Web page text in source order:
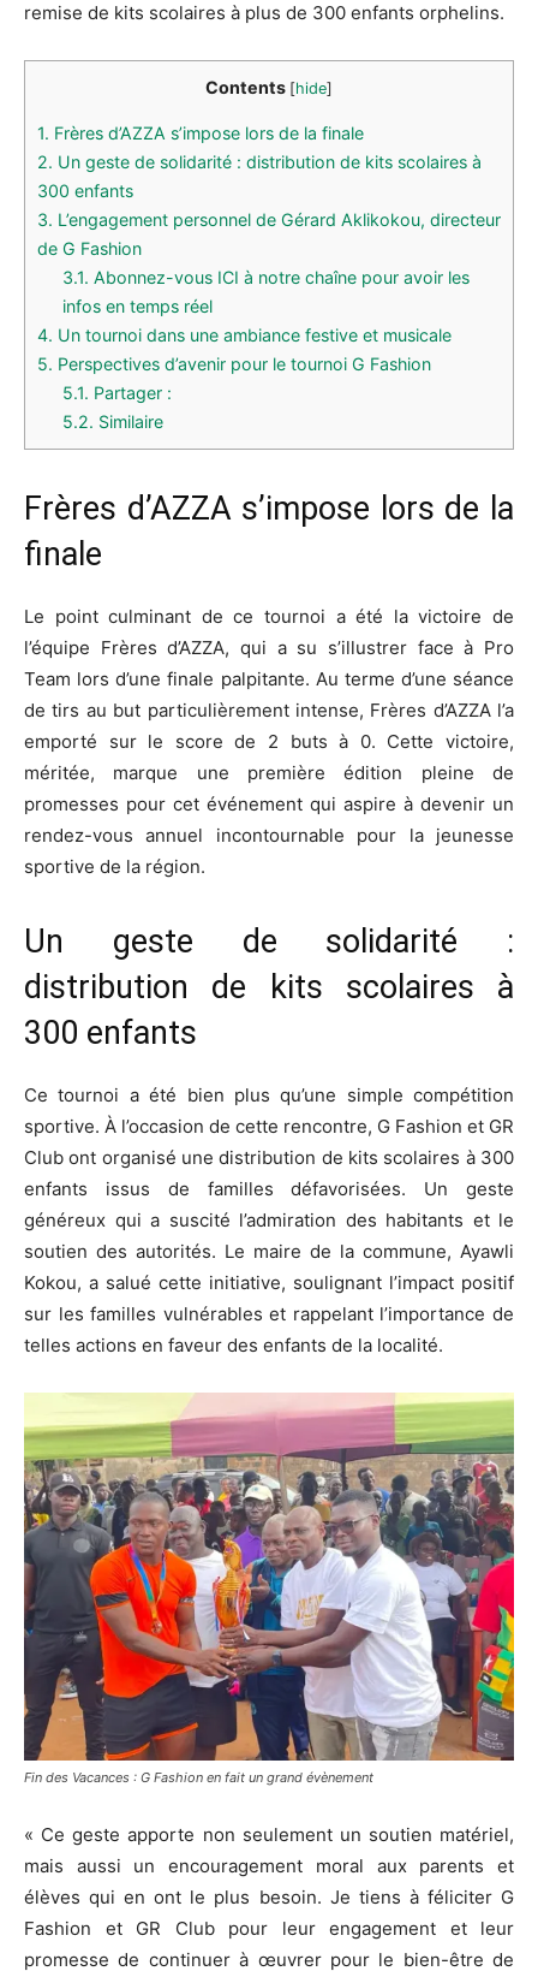
remise de kits scolaires à plus de 300 enfants orphelins.
Contents [hide]
1. Frères d’AZZA s’impose lors de la finale
2. Un geste de solidarité : distribution de kits scolaires à
300 enfants
3. L’engagement personnel de Gérard Aklikokou, directeur
de G Fashion
3.1. Abonnez-vous ICI à notre chaîne pour avoir les
infos en temps réel
4. Un tournoi dans une ambiance festive et musicale
5. Perspectives d’avenir pour le tournoi G Fashion
5.1. Partager :
5.2. Similaire
Frères d’AZZA s’impose lors de la
finale
Le point culminant de ce tournoi a été la victoire de
l’équipe Frères d’AZZA, qui a su s’illustrer face à Pro
Team lors d’une finale palpitante. Au terme d’une séance
de tirs au but particulièrement intense, Frères d’AZZA l’a
emporté sur le score de 2 buts à 0. Cette victoire,
méritée, marque une première édition pleine de
promesses pour cet événement qui aspire à devenir un
rendez-vous annuel incontournable pour la jeunesse
sportive de la région.
Un geste de solidarité :
distribution de kits scolaires à
300 enfants
Ce tournoi a été bien plus qu’une simple compétition
sportive. À l’occasion de cette rencontre, G Fashion et GR
Club ont organisé une distribution de kits scolaires à 300
enfants issus de familles défavorisées. Un geste
généreux qui a suscité l’admiration des habitants et le
soutien des autorités. Le maire de la commune, Ayawli
Kokou, a salué cette initiative, soulignant l’impact positif
sur les familles vulnérables et rappelant l’importance de
telles actions en faveur des enfants de la localité.
Fin des Vacances : G Fashion en fait un grand évènement
« Ce geste apporte non seulement un soutien matériel,
mais aussi un encouragement moral aux parents et
élèves qui en ont le plus besoin. Je tiens à féliciter G
Fashion et GR Club pour leur engagement et leur
promesse de continuer à œuvrer pour le bien-être de